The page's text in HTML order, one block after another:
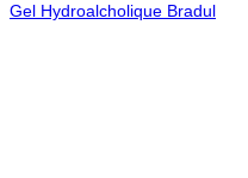
Gel Hydroalcholique Bradul